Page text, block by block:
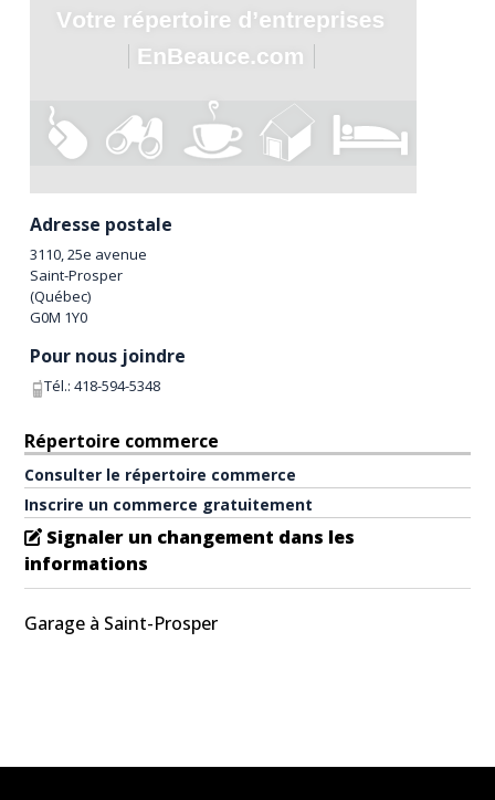
Adresse postale
3110, 25e avenue
Saint-Prosper
(Québec)
G0M 1Y0
Pour nous joindre
Tél.:418-594-5348
Répertoire commerce
Consulter le répertoire commerce
Inscrire un commerce gratuitement
Signaler un changement dans les
informations
Garage à Saint-Prosper